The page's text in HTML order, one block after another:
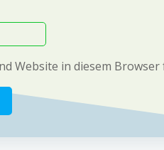
Website in diesem